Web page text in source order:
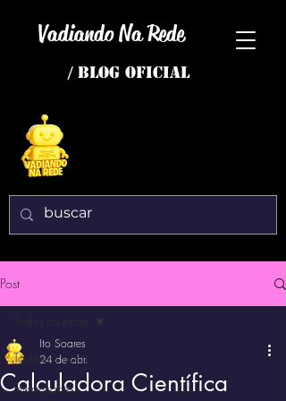
Vadiando Na Rede
/ BLOG OFICIAL
Post
Todos os posts
interessante
Calculadora Científica
Ito Soares
24 de abr.